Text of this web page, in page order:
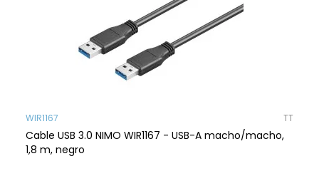
WIR1167 TT
Cable USB 3.0 NIMO WIR1167 - USB-A macho/macho,
1,8 m, negro